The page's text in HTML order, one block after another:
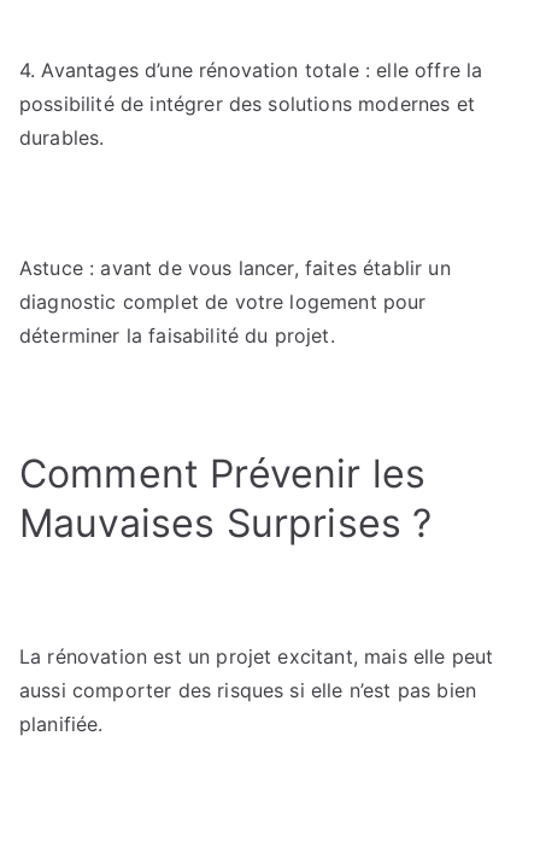
4. Avantages d’une rénovation totale : elle offre la
possibilité de intégrer des solutions modernes et
durables.
Astuce : avant de vous lancer, faites établir un
diagnostic complet de votre logement pour
déterminer la faisabilité du projet.
Comment Prévenir les
Mauvaises Surprises ?
La rénovation est un projet excitant, mais elle peut
aussi comporter des risques si elle n’est pas bien
planifiée.